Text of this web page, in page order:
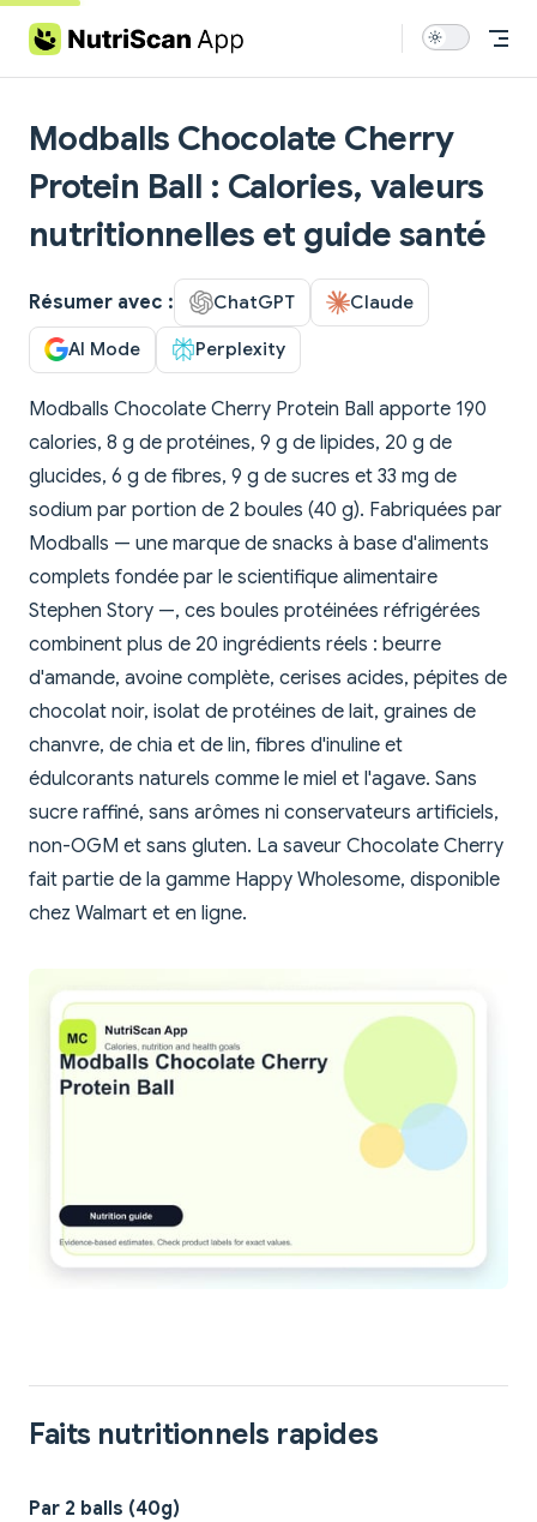
Skip to content
Modballs Chocolate Cherry
Protein Ball : Calories, valeurs
nutritionnelles et guide santé
Résumer avec : ChatGPT Claude
AI Mode Perplexity
Modballs Chocolate Cherry Protein Ball apporte 190
calories, 8 g de protéines, 9 g de lipides, 20 g de
glucides, 6 g de fibres, 9 g de sucres et 33 mg de
sodium par portion de 2 boules (40 g). Fabriquées par
Modballs — une marque de snacks à base d'aliments
complets fondée par le scientifique alimentaire
Stephen Story —, ces boules protéinées réfrigérées
combinent plus de 20 ingrédients réels : beurre
d'amande, avoine complète, cerises acides, pépites de
chocolat noir, isolat de protéines de lait, graines de
chanvre, de chia et de lin, fibres d'inuline et
édulcorants naturels comme le miel et l'agave. Sans
sucre raffiné, sans arômes ni conservateurs artificiels,
non-OGM et sans gluten. La saveur Chocolate Cherry
fait partie de la gamme Happy Wholesome, disponible
chez Walmart et en ligne.
Faits nutritionnels rapides
Par 2 balls (40g)